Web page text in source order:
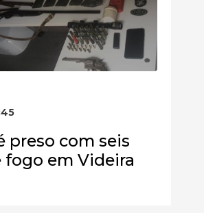
preso com seis
fogo em Videira